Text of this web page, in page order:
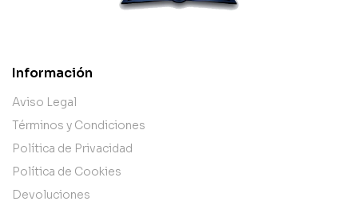
Información
Aviso Legal
Términos y Condiciones
Política de Privacidad
Política de Cookies
Devoluciones